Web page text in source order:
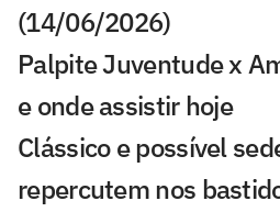
(14/06/2026)
Palpite Juventude x
e onde assistir hoje
Clássico e possível
repercutem nos